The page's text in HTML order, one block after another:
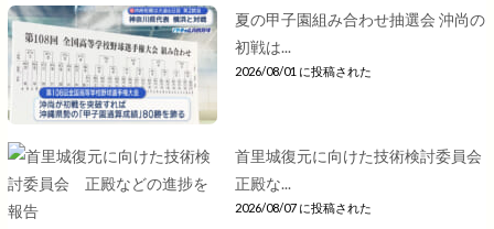
夏の甲子園組み合わせ抽選会 沖尚の
初戦は...
2026/08/01 に投稿された
首里城復元に向けた技術検討委員会
正殿な...
2026/08/07 に投稿された